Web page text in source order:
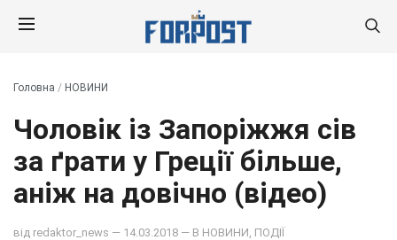
Головна / НОВИНИ
Чоловік із Запоріжжя сів
за ґрати у Греції більше,
аніж на довічно (відео)
від redaktor_news — 14.03.2018 — В НОВИНИ ПОДІЇ